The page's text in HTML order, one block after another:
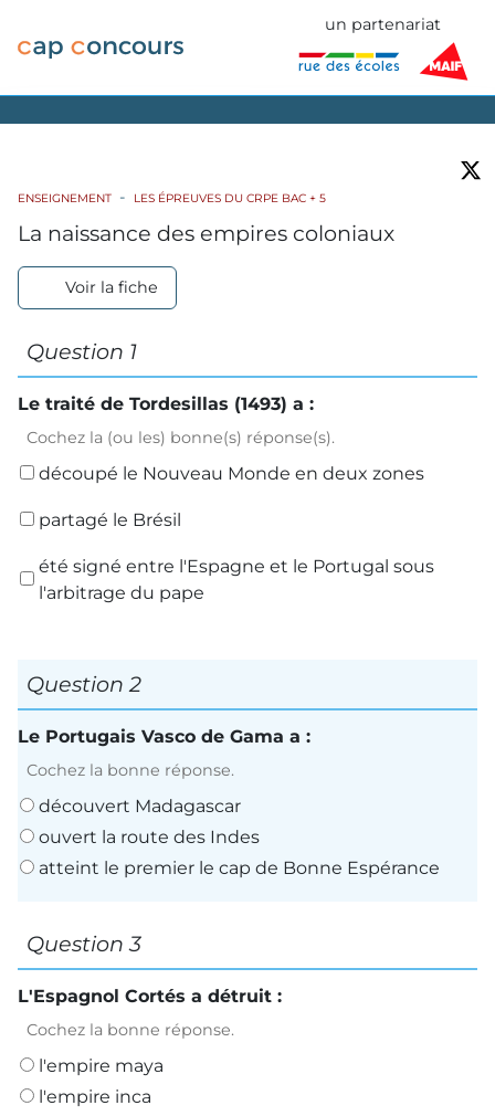
un partenariat
ENSEIGNEMENT LES ÉPREUVES DU CRPE BAC + 5
La naissance des empires coloniaux
Voir la fiche
Question 1
Le traité de Tordesillas (1493) a :
Cochez la (ou les) bonne(s) réponse(s).
découpé le Nouveau Monde en deux zones
partagé le Brésil
été signé entre l'Espagne et le Portugal sous
l'arbitrage du pape
Question 2
Le Portugais Vasco de Gama a :
Cochez la bonne réponse.
découvert Madagascar
ouvert la route des Indes
atteint le premier le cap de Bonne Espérance
Question 3
L'Espagnol Cortés a détruit :
Cochez la bonne réponse.
l'empire maya
l'empire inca